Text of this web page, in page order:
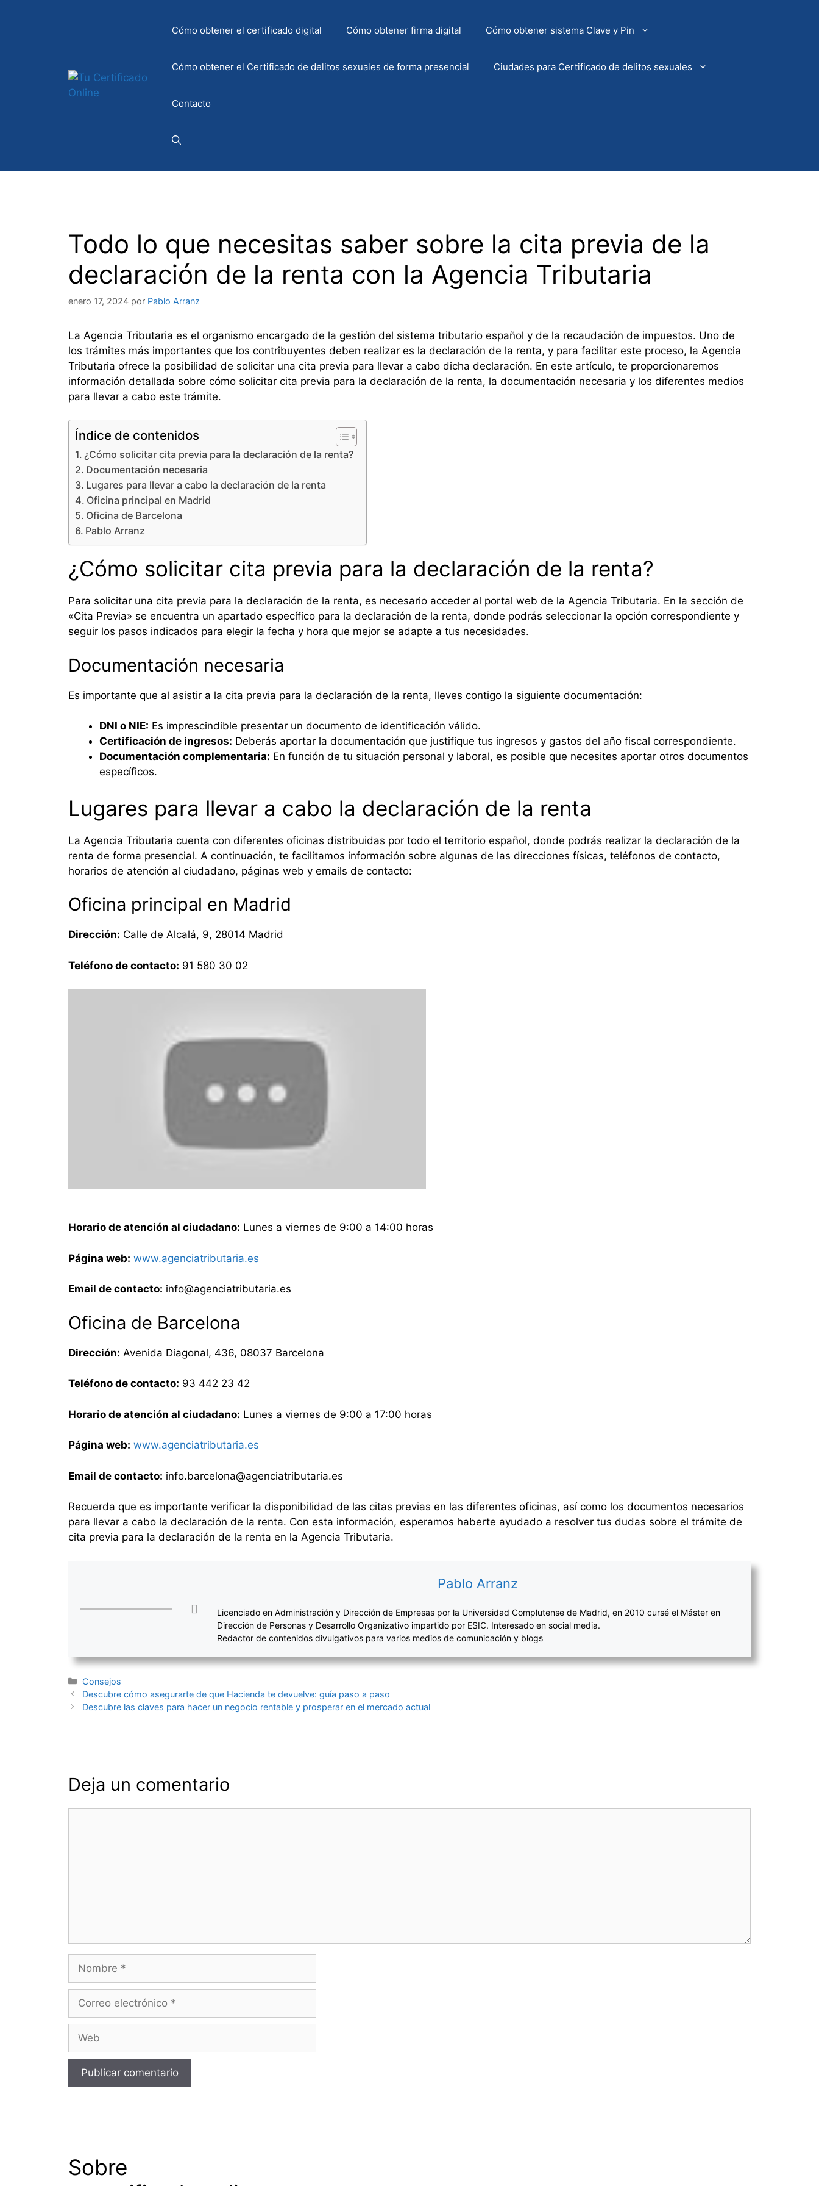
Cómo obtener el certificado digital Cómo obtener firma digital Cómo obtener sistema Clave y Pin
Cómo obtener el Certificado de delitos sexuales de forma presencial Ciudades para Certificado de delitos sexuales
Contacto
Todo lo que necesitas saber sobre la cita previa de la
declaración de la renta con la Agencia Tributaria
enero 17, 2024 por Pablo Arranz
La Agencia Tributaria es el organismo encargado de la gestión del sistema tributario español y de la recaudación de impuestos. Uno de
los trámites más importantes que los contribuyentes deben realizar es la declaración de la renta, y para facilitar este proceso, la Agencia
Tributaria ofrece la posibilidad de solicitar una cita previa para llevar a cabo dicha declaración. En este artículo, te proporcionaremos
información detallada sobre cómo solicitar cita previa para la declaración de la renta, la documentación necesaria y los diferentes medios
para llevar a cabo este trámite.
Índice de contenidos
¿Cómo solicitar cita previa para la declaración de la renta?
Documentación necesaria
Lugares para llevar a cabo la declaración de la renta
Oficina principal en Madrid
Oficina de Barcelona
Pablo Arranz
¿Cómo solicitar cita previa para la declaración de la renta?
Para solicitar una cita previa para la declaración de la renta, es necesario acceder al portal web de la Agencia Tributaria. En la sección de
«Cita Previa» se encuentra un apartado específico para la declaración de la renta, donde podrás seleccionar la opción correspondiente y
seguir los pasos indicados para elegir la fecha y hora que mejor se adapte a tus necesidades.
Documentación necesaria
Es importante que al asistir a la cita previa para la declaración de la renta, lleves contigo la siguiente documentación:
DNI o NIE: Es imprescindible presentar un documento de identificación válido.
Certificación de ingresos: Deberás aportar la documentación que justifique tus ingresos y gastos del año fiscal correspondiente.
Documentación complementaria: En función de tu situación personal y laboral, es posible que necesites aportar otros documentos
específicos.
Lugares para llevar a cabo la declaración de la renta
La Agencia Tributaria cuenta con diferentes oficinas distribuidas por todo el territorio español, donde podrás realizar la declaración de la
renta de forma presencial. A continuación, te facilitamos información sobre algunas de las direcciones físicas, teléfonos de contacto,
horarios de atención al ciudadano, páginas web y emails de contacto:
Oficina principal en Madrid
Dirección: Calle de Alcalá, 9, 28014 Madrid
Teléfono de contacto: 91 580 30 02
Horario de atención al ciudadano: Lunes a viernes de 9:00 a 14:00 horas
Página web: www.agenciatributaria.es
Email de contacto: info@agenciatributaria.es
Oficina de Barcelona
Dirección: Avenida Diagonal, 436, 08037 Barcelona
Teléfono de contacto: 93 442 23 42
Horario de atención al ciudadano: Lunes a viernes de 9:00 a 17:00 horas
Página web: www.agenciatributaria.es
Email de contacto: info.barcelona@agenciatributaria.es
Recuerda que es importante verificar la disponibilidad de las citas previas en las diferentes oficinas, así como los documentos necesarios
para llevar a cabo la declaración de la renta. Con esta información, esperamos haberte ayudado a resolver tus dudas sobre el trámite de
cita previa para la declaración de la renta en la Agencia Tributaria.
Pablo Arranz
Licenciado en Administración y Dirección de Empresas por la Universidad Complutense de Madrid, en 2010 cursé el Máster en
Dirección de Personas y Desarrollo Organizativo impartido por ESIC. Interesado en social media.
Redactor de contenidos divulgativos para varios medios de comunicación y blogs
Categorías
Consejos
Navegación
de
Descubre cómo asegurarte de que Hacienda te devuelve: guía paso a paso
Descubre las claves para hacer un negocio rentable y prosperar en el mercado actual
Deja un comentario
electrónico
Sobre